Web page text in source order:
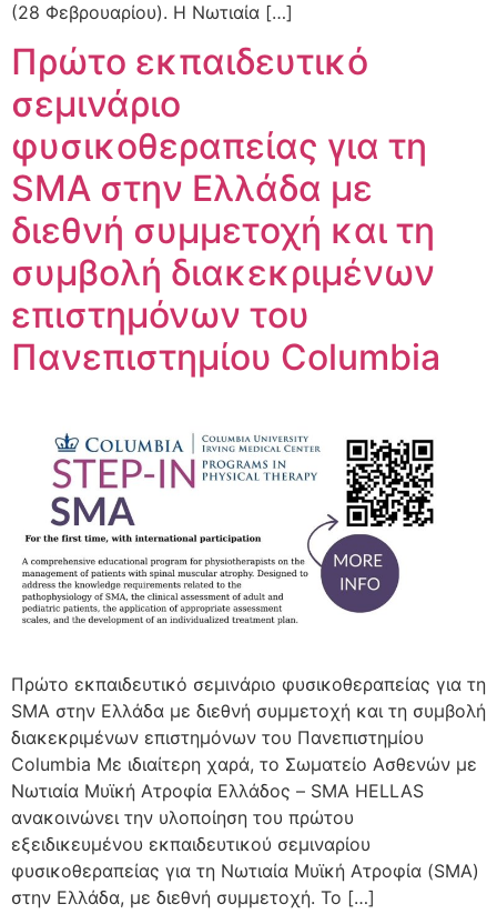
(28 Φεβρουαρίου). Η Νωτιαία […]
Πρώτο εκπαιδευτικό
σεμινάριο
φυσικοθεραπείας για τη
SMA στην Ελλάδα με
διεθνή συμμετοχή και τη
συμβολή διακεκριμένων
επιστημόνων του
Πανεπιστημίου Columbia
Πρώτο εκπαιδευτικό σεμινάριο φυσικοθεραπείας για τη
SMA στην Ελλάδα με διεθνή συμμετοχή και τη συμβολή
διακεκριμένων επιστημόνων του Πανεπιστημίου
Columbia Με ιδιαίτερη χαρά, το Σωματείο Ασθενών με
Νωτιαία Μυϊκή Ατροφία Ελλάδος – SMA HELLAS
ανακοινώνει την υλοποίηση του πρώτου
εξειδικευμένου εκπαιδευτικού σεμιναρίου
φυσικοθεραπείας για τη Νωτιαία Μυϊκή Ατροφία (SMA)
στην Ελλάδα, με διεθνή συμμετοχή. Το […]